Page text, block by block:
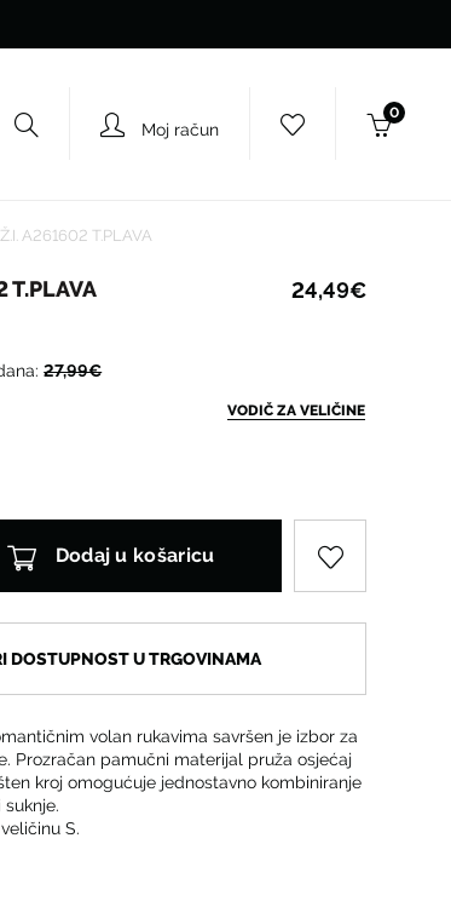
Moj račun
0
A261602 T.PLAVA
T.PLAVA 24,49€
27,99€
VODIČ ZA VELIČINE
Dodaj u košaricu
DOSTUPNOST U TRGOVINAMA
volan rukavima savršen je izbor za
Prozračan pamučni materijal pruža osjećaj
kroj omogućuje jednostavno kombiniranje
S.